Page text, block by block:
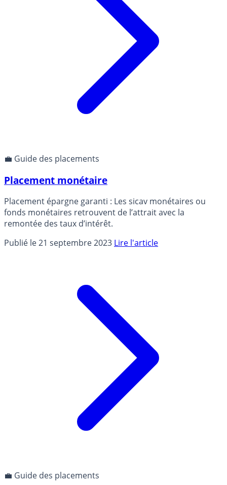
💼 Guide des placements
Placement monétaire
Placement épargne garanti : Les sicav monétaires ou
fonds monétaires retrouvent de l’attrait avec la
remontée des taux d’intérêt.
Publié le 21 septembre 2023 Lire l'article
💼 Guide des placements